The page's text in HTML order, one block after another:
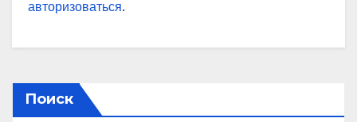
авторизоваться.
Поиск